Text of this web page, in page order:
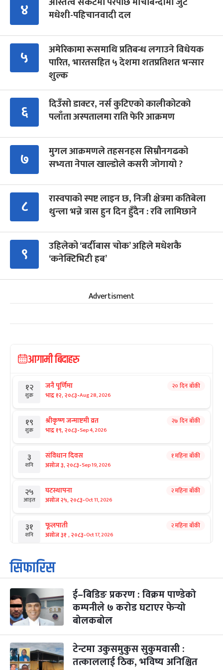
४
मधेशी-पहिचानवादी दल
५
अमेरिकामा रूसमाथि प्रतिबन्ध लगाउने विधेयक
पारित, भारतसहित ५ देशमा शतप्रतिशत भन्सार
शुल्क
६
दिउँसो डाक्टर, नर्स कुटिएको कालीकोटको
पलाँता अस्पतालमा राति फेरि आक्रमण
७
मुगल आक्रमणले तहसनहस सिम्रौनगढको
सभ्यता नेपाल खाल्डोले कसरी जोगायो ?
८
रास्वपाको स्पष्ट लाइन छ, निजी क्षेत्रमा कतिबेला
थुन्ला भन्ने त्रास हुन दिन हुँदैन : रवि लामिछाने
९
उहिलेको ‘बर्दीबास चोक’ अहिले मधेशकै
‘कनेक्टिभिटी हब’
Advertisment
आगामी बिदाहरु
१२
शुक्र
जनै पूर्णिमा
भाद्र १२, २०८३-Aug 28, 2026
२० दिन बाँकी
१९
शुक्र
श्रीकृष्ण जन्माष्टमी व्रत
भाद्र १९, २०८३-Sep 4, 2026
२७ दिन बाँकी
३
शनि
संविधान दिवस
असोज ३, २०८३-Sep 19, 2026
१ महिना बाँकी
२५
आइत
घटस्थापना
असोज २५, २०८३-Oct 11, 2026
२ महिना बाँकी
३१
शनि
फूलपाती
असोज ३१ , २०८३-Oct 17, 2026
२ महिना बाँकी
१
आइत
कार्तिक सङ्क्रान्ति
कार्तिक १, २०८३
३
मंगल
महानवमी
कार्तिक ३, २०८३-Oct 20, 2026
२ महिना बाँकी
४
५ पापा‌ङ्कुशा एकादशी व्रत २ महिना बाँकी
सिफारिस
ई–बिडिङ प्रकरण : विक्रम पाण्डेको
कम्पनीले ७ करोड घटाएर फेर्‍यो
बोलकबोल
टेन्टमा उकुसमुकुस सुकुमवासी :
तत्काललाई ठिक, भविष्य अनिश्चित